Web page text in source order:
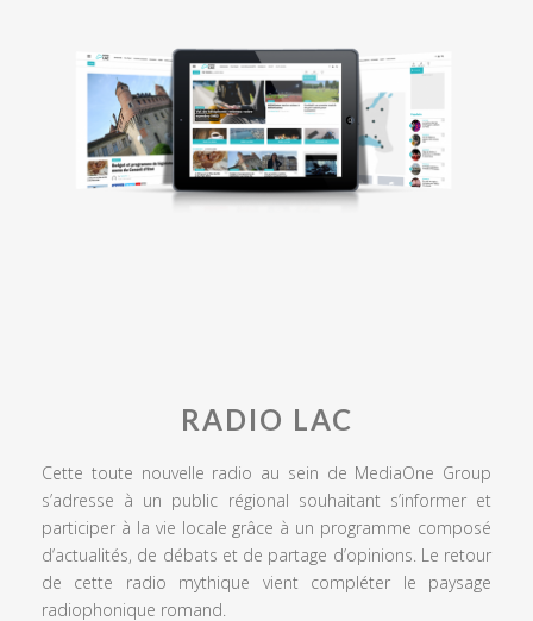
RADIO LAC
Cette toute nouvelle radio au sein de MediaOne Group
s’adresse à un public régional souhaitant s’informer et
participer à la vie locale grâce à un programme composé
d’actualités, de débats et de partage d’opinions. Le retour
de cette radio mythique vient compléter le paysage
radiophonique romand.